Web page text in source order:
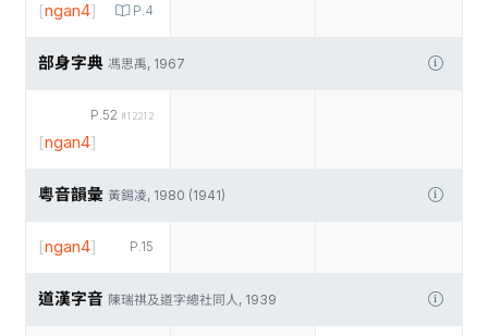
P.4
[ngan4]
部身字典 馮思禹, 1967
P.52 #12212
[ngan4]
粵音韻彙 黃錫凌, 1980 (1941)
P.15
[ngan4]
道漢字音 陳瑞祺及道字總社同人, 1939